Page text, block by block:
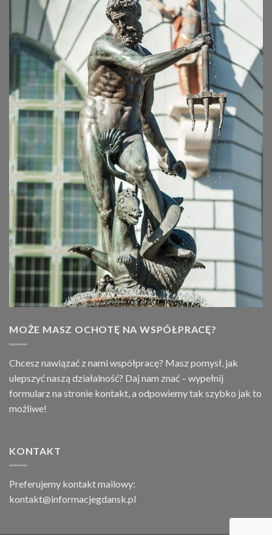
MOŻE MASZ OCHOTĘ NA WSPÓŁPRACĘ?
Chcesz nawiązać z nami współpracę? Masz pomysł, jak
ulepszyć naszą działalność? Daj nam znać – wypełnij
formularz na stronie kontakt, a odpowiemy tak szybko jak to
możliwe!
KONTAKT
Preferujemy kontakt mailowy:
kontakt@informacjegdansk.pl